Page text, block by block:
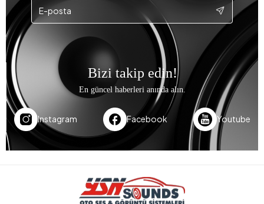
Bizi takip edin!
En güncel haberleri anında alın.
Instagram Facebook Youtube